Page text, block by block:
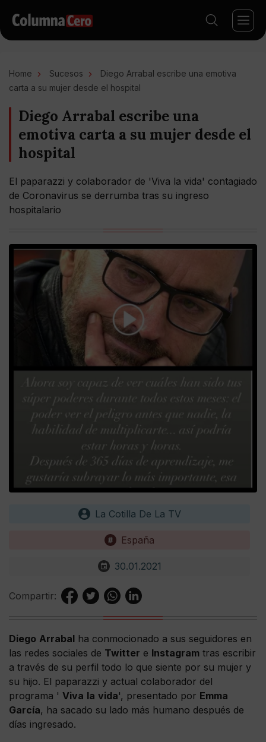
Home Sucesos
Diego Arrabal escribe una emotiva
carta a su mujer desde el hospital
Diego Arrabal escribe una
emotiva carta a su mujer desde el
hospital
El paparazzi y colaborador de 'Viva la vida' contagiado
de Coronavirus se derrumba tras su ingreso
hospitalario
La Cotilla De La TV
España
30.01.2021
Compartir:
Diego Arrabal ha conmocionado a sus seguidores en
las redes sociales de Twitter e Instagram tras escribir
a través de su perfil todo lo que siente por su mujer y
su hijo. El paparazzi y actual colaborador del
programa ' Viva la vida', presentado por Emma
García, ha sacado su lado más humano después de
días ingresado.